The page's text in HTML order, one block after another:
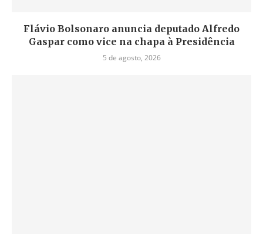
Flávio Bolsonaro anuncia deputado Alfredo
Gaspar como vice na chapa à Presidência
5 de agosto, 2026